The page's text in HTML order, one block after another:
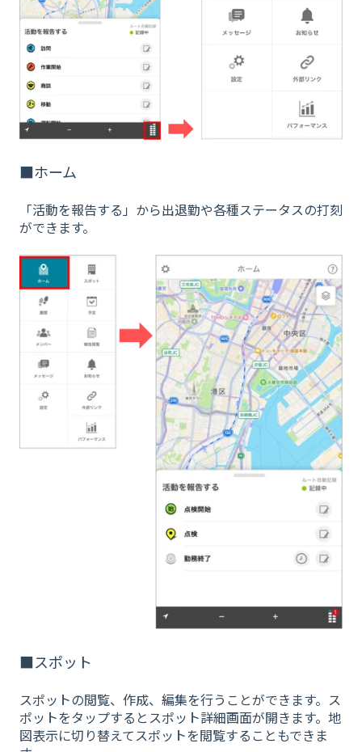
■ホーム
「活動を報告する」から出退勤や各種ステータスの打刻
ができます。
■スポット
スポットの閲覧、作成、編集を行うことができます。ス
ポットをタップするとスポット詳細画面が開きます。地
図表示に切り替えてスポットを閲覧することもできま